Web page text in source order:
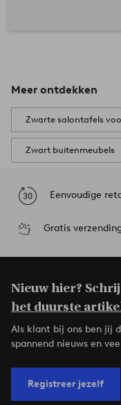
Meer ontdekken
Zwarte salontafels
Zwart buitenmeubels
Eenvoudige
Gratis
Nieuw hier?
het duurste
Als klant bij ons ben jij
spannend nieuws en
Registreer jezelf